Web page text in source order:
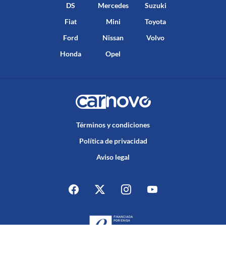
DS
Fiat
Ford
Honda
Mercedes
Mini
Nissan
Opel
Suzuki
Toyota
Volvo
Términos y condiciones
Política de privacidad
Aviso legal